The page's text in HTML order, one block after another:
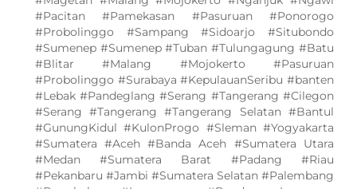
#Pacitan #Pamekasan #Pasuruan #Ponorogo
#Probolinggo #Sampang #Sidoarjo #Situbondo
#Sumenep #Sumenep #Tuban #Tulungagung #Batu
#Blitar #Malang #Mojokerto #Pasuruan
#Probolinggo #Surabaya #KepulauanSeribu #banten
#Lebak #Pandeglang #Serang #Tangerang #Cilegon
#Serang #Tangerang #Tangerang Selatan #Bantul
#GunungKidul #KulonProgo #Sleman #Yogyakarta
#Sumatera #Aceh #Banda Aceh #Sumatera Utara
#Medan #Sumatera Barat #Padang #Riau
#Pekanbaru #Jambi #Sumatera Selatan #Palembang